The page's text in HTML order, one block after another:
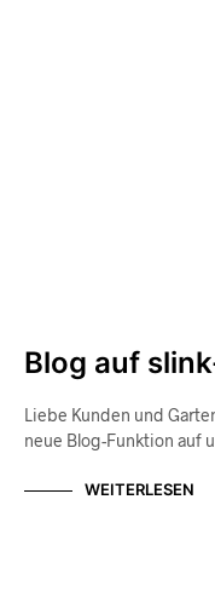
Blog auf
Liebe Kunden und
neue Blog-Funktion auf
WEITERLESEN